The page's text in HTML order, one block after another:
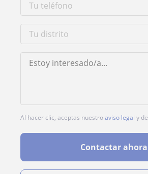
Al hacer clic, aceptas nuestroaviso legal y de
Contactar ahora